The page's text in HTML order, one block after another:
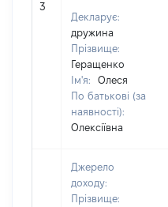
3
Декларує:
дружина
Прізвище:
Геращенко
Ім'я:
Олеся
По батькові (за
наявності):
Олексіївна
Джерело
доходу:
Прізвище: